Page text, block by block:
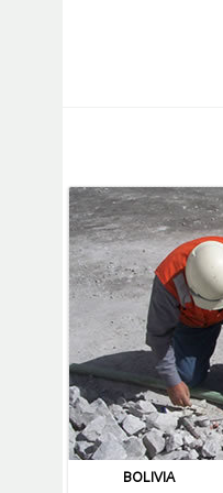
BOLIVIA